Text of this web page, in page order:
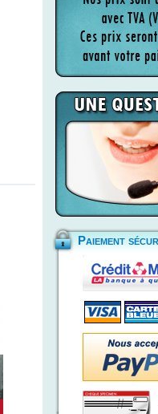
Paiement